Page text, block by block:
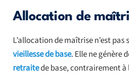
Allocation de
L’allocation de maîtrise n’est pas
vieillesse de base. Elle ne génère
retraitede base, contrairement à